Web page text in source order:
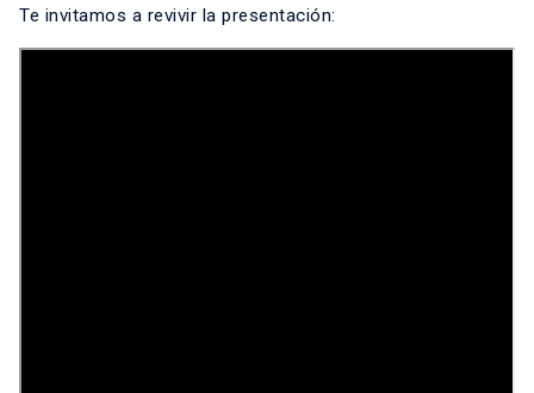
Te invitamos a revivir la presentación: